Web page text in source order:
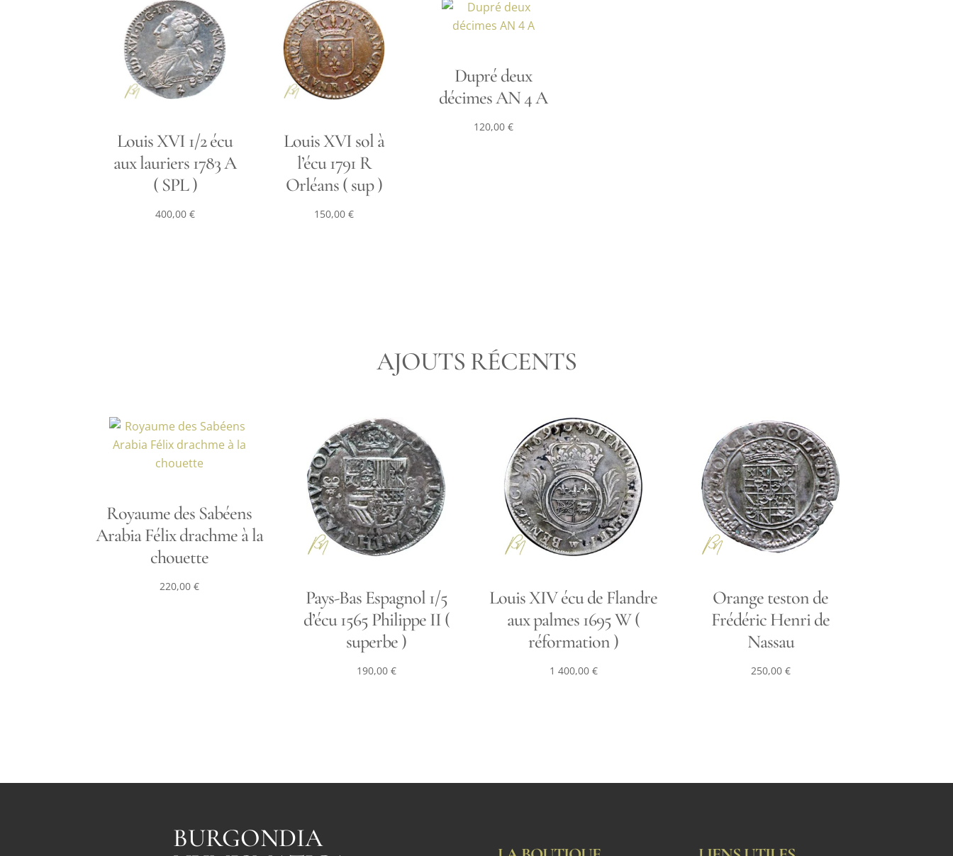
Louis XVI 1/2 écu
aux lauriers 1783 A
( SPL )
400,00 €
Louis XVI sol à
l’écu 1791 R
Orléans ( sup )
150,00€
Dupré deux
décimes AN 4 A
120,00 €
AJOUTS RÉCENTS
Royaume des Sabéens
Arabia Félix drachme à la
chouette
220,00 €
Pays-Bas Espagnol 1/5
d’écu 1565 Philippe II (
superbe )
190,00 €
Louis XIV écu de Flandre
aux palmes 1695 W (
réformation )
1 400,00 €
Orange teston de
Frédéric Henri de
Nassau
250,00 €
BURGONDIA